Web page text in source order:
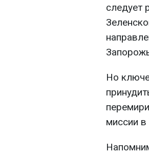
следует
Но
миссии в